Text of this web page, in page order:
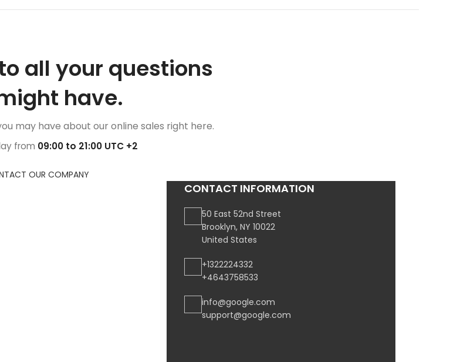
all your questions
have.
may have about our online sales right here.
from 09:00 to 21:00 UTC +2
OUR COMPANY
CONTACT INFORMATION
50 East 52nd Street
Brooklyn, NY 10022
United States
+1322224332
+4643758533
info@google.com
support@google.com